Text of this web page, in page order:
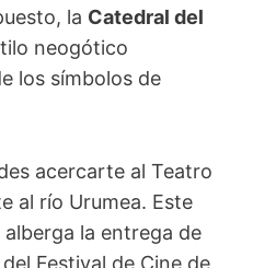
la Catedral del
neogótico
los símbolos de
acercarte al Teatro
al río Urumea. Este
la entrega de
Festival de Cine de